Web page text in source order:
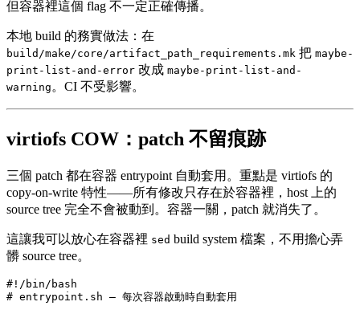
但容器裡這個 flag 不一定正確傳播。
本地 build 的務實做法：在
build/make/core/artifact_path_requirements.mk 把 maybe-
print-list-and-error 改成 maybe-print-list-and-
warning 。CI 不受影響。
virtiofs COW：patch 不留痕跡
三個 patch 都在容器 entrypoint 自動套用。重點是 virtiofs 的
copy-on-write 特性——所有修改只存在於容器裡，host 上的
source tree 完全不會被動到。容器一關，patch 就消失了。
這讓我可以放心在容器裡 sed build system 檔案，不用擔心弄
髒 source tree。
#!/bin/bash
# entrypoint.sh — 每次容器啟動時自動套用